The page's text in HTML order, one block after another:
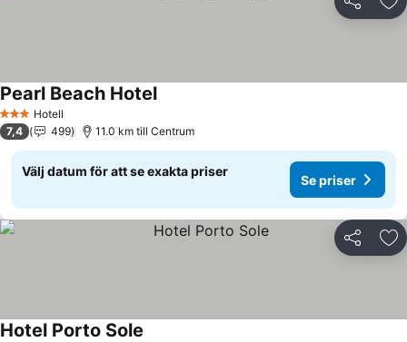
Dela
3 StjärnorHotell
Pearl Beach Hotel
7,4 499 11.0 km till Centrum
Välj datum för att se exakta priser
Se priser
Dela
Hotel Porto Sole